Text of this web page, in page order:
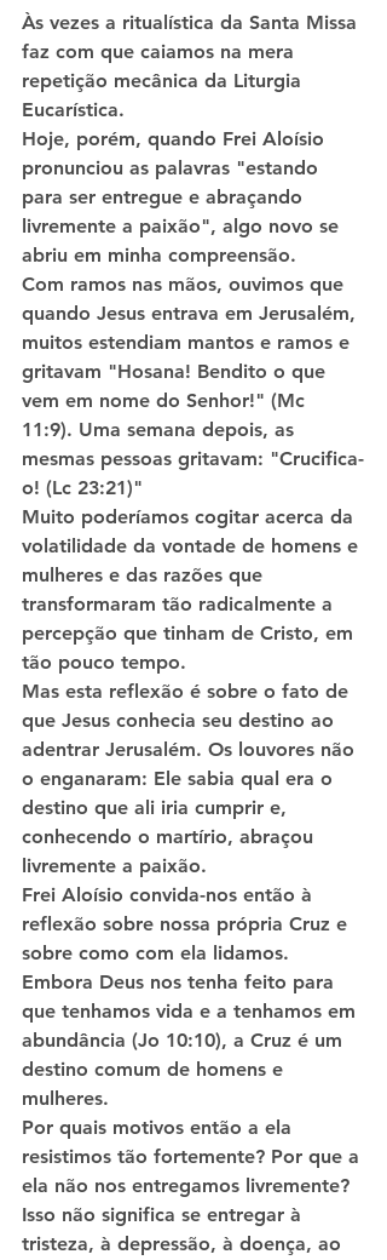
Às vezes a ritualística da Santa Missa
faz com que caiamos na mera
repetição mecânica da Liturgia
Eucarística.
Hoje, porém, quando Frei Aloísio
pronunciou as palavras "estando
para ser entregue e abraçando
livremente a paixão", algo novo se
abriu em minha compreensão.
Com ramos nas mãos, ouvimos que
quando Jesus entrava em Jerusalém,
muitos estendiam mantos e ramos e
gritavam "Hosana! Bendito o que
vem em nome do Senhor!" (Mc
11:9). Uma semana depois, as
mesmas pessoas gritavam: "Crucifica-
o! (Lc 23:21)"
Muito poderíamos cogitar acerca da
volatilidade da vontade de homens e
mulheres e das razões que
transformaram tão radicalmente a
percepção que tinham de Cristo, em
tão pouco tempo.
Mas esta reflexão é sobre o fato de
que Jesus conhecia seu destino ao
adentrar Jerusalém. Os louvores não
o enganaram: Ele sabia qual era o
destino que ali iria cumprir e,
conhecendo o martírio, abraçou
livremente a paixão.
Frei Aloísio convida-nos então à
reflexão sobre nossa própria Cruz e
sobre como com ela lidamos.
Embora Deus nos tenha feito para
que tenhamos vida e a tenhamos em
abundância (Jo 10:10), a Cruz é um
destino comum de homens e
mulheres.
Por quais motivos então a ela
resistimos tão fortemente? Por que a
ela não nos entregamos livremente?
Isso não significa se entregar à
tristeza, à depressão, à doença, ao